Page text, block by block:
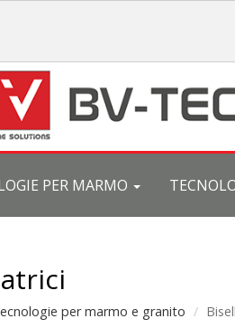
PER MARMO
per marmo e granito